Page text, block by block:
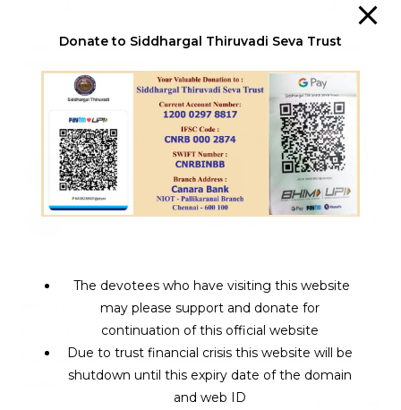
ERODE SIDDHARS, JEEVA SAMADHI, NAVA BRINDHAVANAM
SIDDHARGAL THIRUVADI SEVA TRUST
Facebook
WhatsApp
Previous Post
Viboothi Siddhar | Thiruneer Siddhar | Living
Siddhar | விபூதி மூலம் வியாதிகளை குணப்படுத்தும் வாழும்
Donate to Siddhargal Thiruvadi Seva Trust
The devotees who have visiting this website
may please support and donate for
continuation of this official website
Due to trust financial crisis this website will be
shutdown until this expiry date of the domain
and web ID